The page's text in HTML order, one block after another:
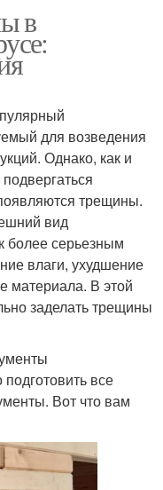
в
для возведения
Однако, как и
трещины.
вид
более серьезным
влаги, ухудшение
материала. В этой
заделать трещины
все
Вот что вам